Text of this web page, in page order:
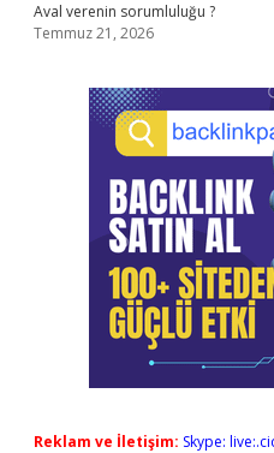
Aval verenin sorumluluğu ?
Temmuz 21, 2026
Reklam ve İletişim: Skype: